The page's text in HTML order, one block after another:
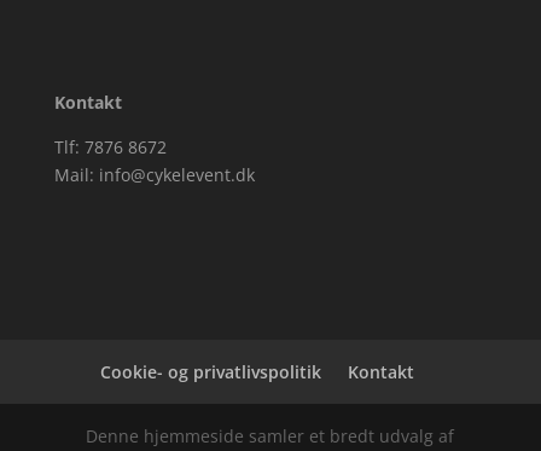
Kontakt
Tlf: 7876 8672
Mail: info@cykelevent.dk
Cookie- og privatlivspolitik Kontakt
Denne hjemmeside samler et bredt udvalg af